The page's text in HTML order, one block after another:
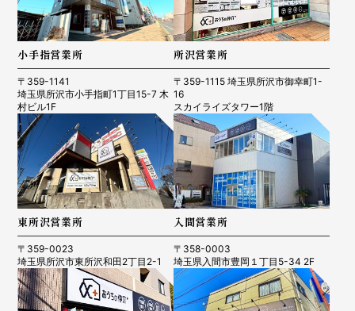
小手指営業所
〒359-1141
埼玉県所沢市小手指町1丁目15-7 木
村ビル1F
所沢営業所
〒359-1115 埼玉県所沢市御幸町1-
16
スカイライズタワー1階
東所沢営業所
〒359-0023
埼玉県所沢市東所沢和田2丁目2-1
入間営業所
〒358-0003
埼玉県入間市豊岡１丁目5-34 2F